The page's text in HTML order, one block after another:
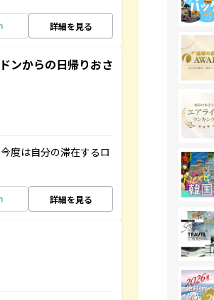
詳細を見る
ンからの日帰りおさ
度は自分の滞在するロ
詳細を見る